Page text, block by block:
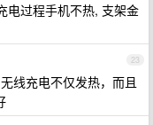
电过程手机不热, 支架金
23
线充电不仅发热，而且